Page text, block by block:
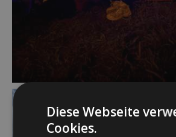
Diese Webseite
Cookies.